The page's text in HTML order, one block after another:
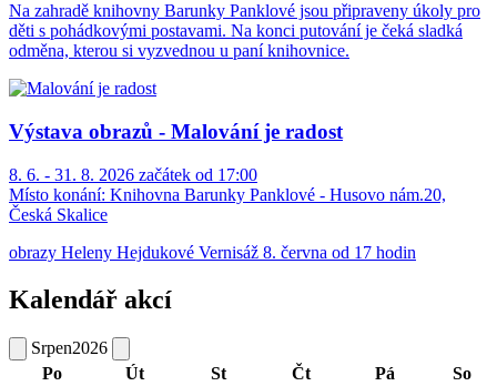
Na zahradě knihovny Barunky Panklové jsou připraveny úkoly pro
děti s pohádkovými postavami. Na konci putování je čeká sladká
odměna, kterou si vyzvednou u paní knihovnice.
Výstava obrazů - Malování je radost
8. 6. - 31. 8. 2026 začátek od 17:00
Místo konání: Knihovna Barunky Panklové - Husovo nám.20,
Česká Skalice
obrazy Heleny Hejdukové Vernisáž 8. června od 17 hodin
Kalendář akcí
Srpen2026
Po
Út St Čt Pá
So